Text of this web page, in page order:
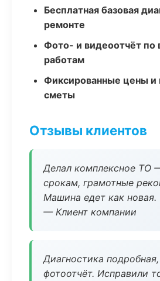
Бесплатная базовая
ремонте
Фото- и видеоотчёт
работам
Фиксированные цены и
сметы
Отзывы клиентов
Делал комплексное ТО
срокам, грамотные
Машина едет как новая.
— Клиент компании
Диагностика
фотоотчёт. Исправили